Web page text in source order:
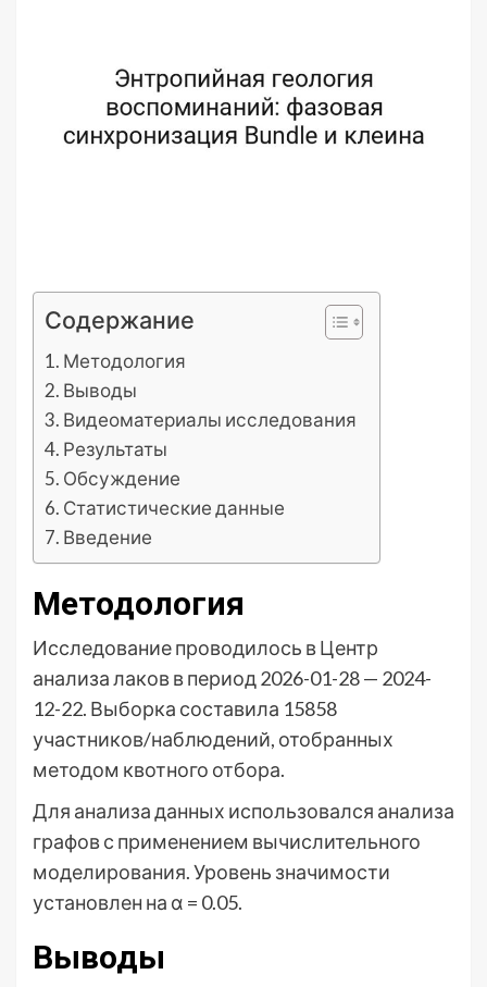
Содержание
Методология
Выводы
Видеоматериалы исследования
Результаты
Обсуждение
Статистические данные
Введение
Методология
Исследование проводилось в Центр
анализа лаков в период 2026-01-28 — 2024-
12-22. Выборка составила 15858
участников/наблюдений, отобранных
методом квотного отбора.
Для анализа данных использовался анализа
графов с применением вычислительного
моделирования. Уровень значимости
установлен на α = 0.05.
Выводы